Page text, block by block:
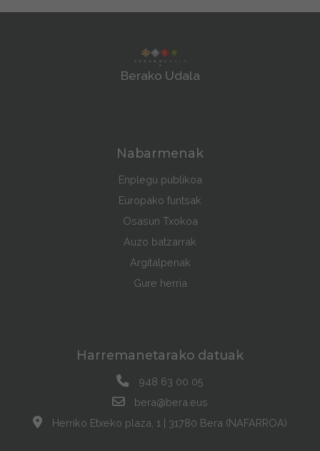
Berako Udala
Nabarmenak
Enplegu publikoa
Europako funtsak
Osasun Txokoa
Auzo batzarrak
Argitalpenak
Gure herria
Harremanetarako datuak
948 63 00 05
bera@bera.eus
Herriko Etxeko plaza, 1 | 31780 Bera (NAFARROA)